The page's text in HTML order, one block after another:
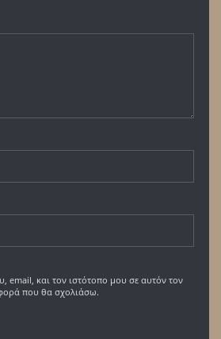
email, και τον ιστότοπο μου σε αυτόν τον
που θα σχολιάσω.